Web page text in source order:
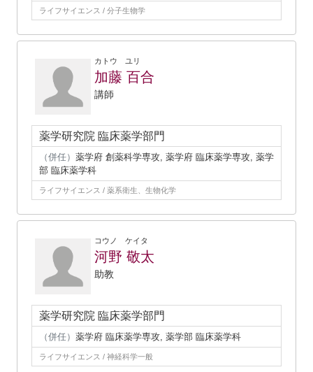
ライフサイエンス / 分子生物学
カトウ ユリ
加藤 百合
講師
薬学研究院 臨床薬学部門
（併任） 薬学府 創薬科学専攻, 薬学府 臨床薬学専攻, 薬学
部 臨床薬学科
ライフサイエンス / 薬系衛生、生物化学
コウノ ケイタ
河野 敬太
助教
薬学研究院 臨床薬学部門
（併任） 薬学府 臨床薬学専攻, 薬学部 臨床薬学科
ライフサイエンス / 神経科学一般